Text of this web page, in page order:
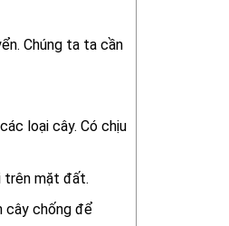
Chúng ta ta cần
loại cây. Có chịu
trên mặt đất.
cây chống để